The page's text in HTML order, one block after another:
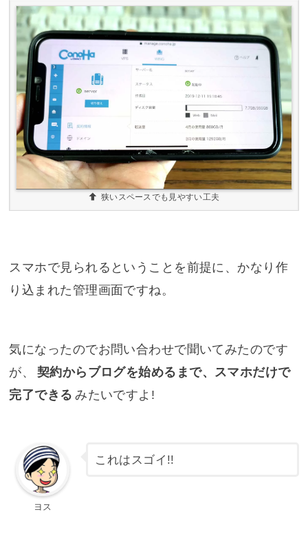
狭いスペースでも見やすい工夫
スマホで見られるということを前提に、かなり作
り込まれた管理画面ですね。
気になったのでお問い合わせで聞いてみたのです
が、
契約からブログを始めるまで、スマホだけで
完了できる みたいですよ!
ヨス
これはスゴイ!!